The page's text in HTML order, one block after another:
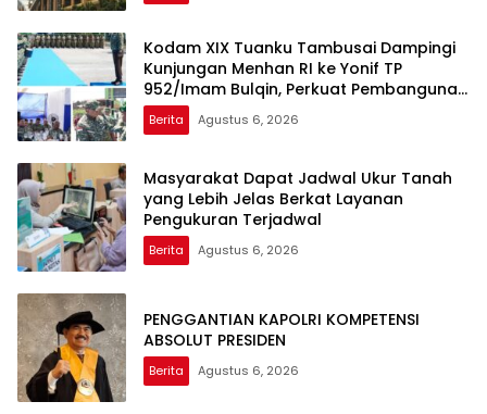
Kodam XIX Tuanku Tambusai Dampingi
Kunjungan Menhan RI ke Yonif TP
952/Imam Bulqin, Perkuat Pembangunan
Satuan
Berita Agustus 6, 2026
Masyarakat Dapat Jadwal Ukur Tanah
yang Lebih Jelas Berkat Layanan
Pengukuran Terjadwal
Berita Agustus 6, 2026
PENGGANTIAN KAPOLRI KOMPETENSI
ABSOLUT PRESIDEN
Berita Agustus 6, 2026